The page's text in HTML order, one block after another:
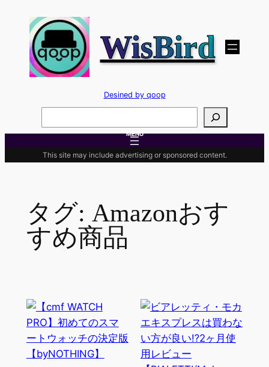
WisBird
Desined by qoop
MENU
This site may include advertising or sponsored content.
タグ: Amazonおす
すめ商品